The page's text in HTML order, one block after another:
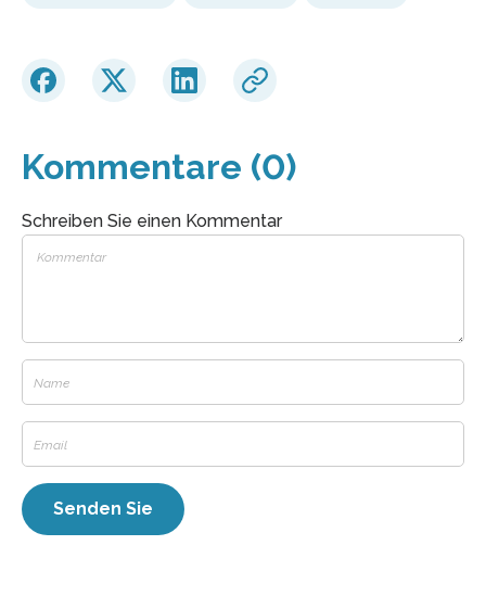
Kommentare (0)
Schreiben Sie einen Kommentar